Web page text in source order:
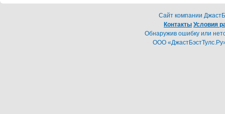
Cайт компании
Контакты Условия
Обнаружив ошибку или
ООО